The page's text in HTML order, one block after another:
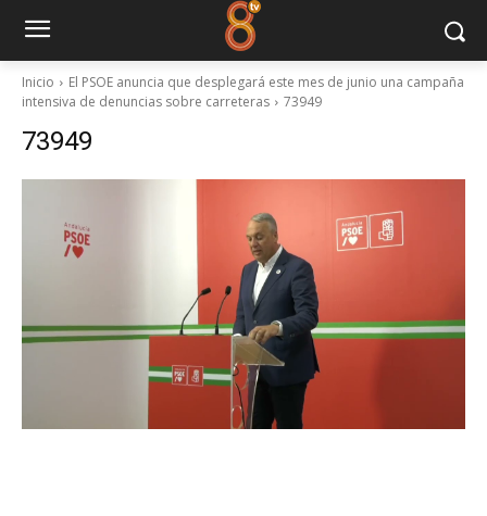
Inicio
El PSOE anuncia que desplegará este mes de junio una campaña
intensiva de denuncias sobre carreteras
73949
73949